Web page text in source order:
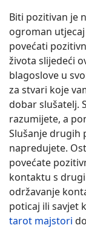
Biti pozitivan je
ogroman
povećati
života slijedeći
blagoslove u
za stvari koje
dobar slušatelj.
razumijete, a
Slušanje drugih
napredujete.
povećate
kontaktu s
održavanje
poticaj ili savjet
tarot majstori